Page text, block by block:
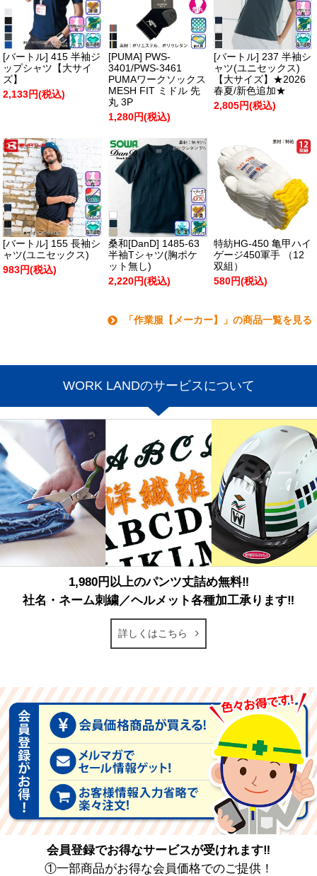
[バートル] 415 半袖ジ
ップシャツ【大サイ
ズ】
2,133円(税込)
[PUMA] PWS-
3401/PWS-3461
PUMAワークソックス
MESH FIT ミドル 先
丸 3P
1,280円(税込)
[バートル] 237 半袖シ
ャツ(ユニセックス)
【大サイズ】★2026
春夏/新色追加★
2,805円(税込)
[バートル] 155 長袖シ
ャツ(ユニセックス)
983円(税込)
桑和[DanD] 1485-63
半袖Tシャツ(胸ポケ
ット無し)
2,220円(税込)
特紡HG-450 亀甲ハイ
ゲージ450軍手 （12
双組）
580円(税込)
「作業服【メーカー】」の商品一覧を見る
WORK LANDのサービスについて
1,980円以上のパンツ丈詰め無料‼
社名・ネーム刺繍／ヘルメット各種加工承ります‼
詳しくはこちら
会員登録でお得なサービスが受けれます‼
①一部商品がお得な会員価格でのご提供！